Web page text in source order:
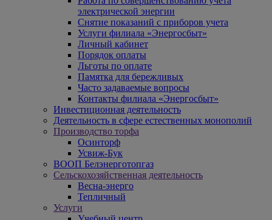
электрической энергии
Снятие показаний с приборов учета
Услуги филиала «Энергосбыт»
Личный кабинет
Порядок оплаты
Льготы по оплате
Памятка для бережливых
Часто задаваемые вопросы
Контакты филиала «Энергосбыт»
Инвестиционная деятельность
Деятельность в сфере естественных монополий
Производство торфа
Осинторф
Усвиж-Бук
ВООП Белэнерготопгаз
Сельскохозяйственная деятельность
Весна-энерго
Тепличный
Услуги